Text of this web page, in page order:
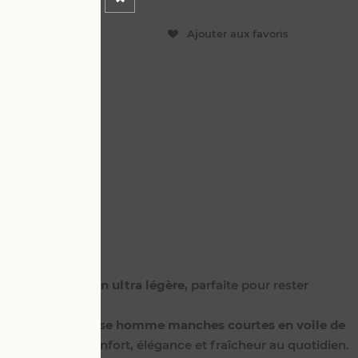
Ajouter aux favoris
voile de coton ultra légère, parfaite pour rester
chaleur.
chemise homme manches courtes en voile de
conjuguer confort, élégance et fraîcheur au quotidien.